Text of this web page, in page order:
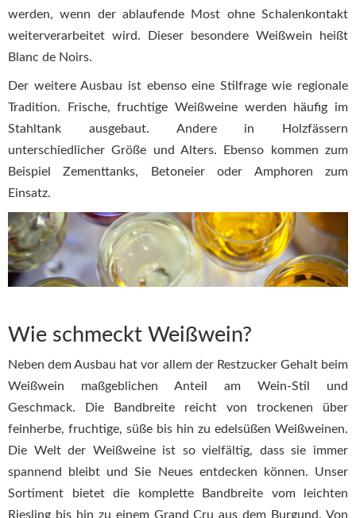
werden, wenn der ablaufende Most ohne Schalenkontakt
weiterverarbeitet wird. Dieser besondere Weißwein heißt
Blanc de Noirs.
Der weitere Ausbau ist ebenso eine Stilfrage wie regionale
Tradition. Frische, fruchtige Weißweine werden häufig im
Stahltank ausgebaut. Andere in Holzfässern
unterschiedlicher Größe und Alters. Ebenso kommen zum
Beispiel Zementtanks, Betoneier oder Amphoren zum
Einsatz.
Wie schmeckt Weißwein?
Neben dem Ausbau hat vor allem der Restzucker Gehalt beim
Weißwein maßgeblichen Anteil am Wein-Stil und
Geschmack. Die Bandbreite reicht von trockenen über
feinherbe, fruchtige, süße bis hin zu edelsüßen Weißweinen.
Die Welt der Weißweine ist so vielfältig, dass sie immer
spannend bleibt und Sie Neues entdecken können. Unser
Sortiment bietet die komplette Bandbreite vom leichten
Riesling bis hin zu einem Grand Cru aus dem Burgund. Von